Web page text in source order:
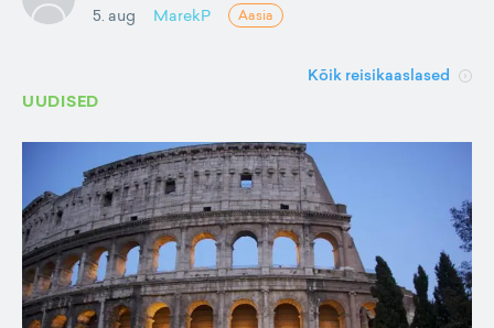
5. aug MarekP Aasia
Kõik reisikaaslased
UUDISED